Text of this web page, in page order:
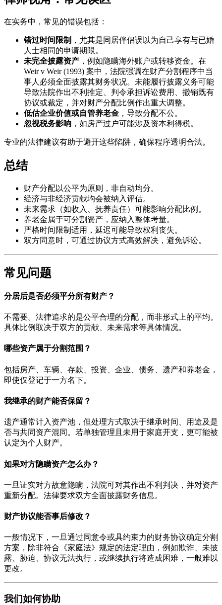
在实务中，常见的错误包括：
错过时间限制 ，尤其是同居伴侣误以为自己享有与已婚
人士相同的申请期限。
未完全披露资产 ，例如隐瞒海外账户或转移资金。在
Weir v Weir (1993) 案中，法院强调在财产分割程序中当
事人必须全面披露其财务状况。未能履行披露义务可能
导致法院作出不利推定、判令承担诉讼费用、撤销既有
协议或裁定，并对财产分配比例作出重大调整。
低估企业价值或自管养老金 ，导致分配不公。
忽视税务影响 ，如房产过户可能涉及资本利得税。
专业的法律建议有助于避开这些陷阱，确保程序透明合法。
总结
财产分配以公平为原则，非自动均分。
经济与非经济贡献均会被纳入评估。
未来需求（如收入、抚养责任）可能影响分配比例。
养老金属于可分割资产，应纳入整体考量。
严格时间限制适用，延迟可能导致权利丧失。
双方同意时，可通过协议方式高效解决，避免诉讼。
常见问题
分居后是否必须平分所有财产？
不需要。法律追求的是公平合理的分配，而非形式上的平均。
具体比例取决于双方的贡献、未来需求等具体情况。
哪些资产属于分割范围？
包括房产、车辆、存款、投资、企业、债务、遗产和养老金，
即使仅登记于一方名下。
我继承的财产能否保留？
遗产通常计入资产池，但处理方式取决于继承时间、用途及是
否与共同资产混同。若单独管理且未用于家庭开支，更可能被
认定为个人财产。
如果对方隐瞒资产怎么办？
一旦证实对方故意隐瞒，法院可对其作出不利判决，并对资产
重新分配。法律要求双方全面披露财务信息。
财产协议能否事后修改？
一般情况下，一旦通过同意令或具约束力的财务协议确定分割
方案，除非符合《家庭法》规定的法定理由，例如欺诈、未披
露、胁迫、协议无法执行，或继续执行将造成困难，一般难以
更改。
我们如何协助